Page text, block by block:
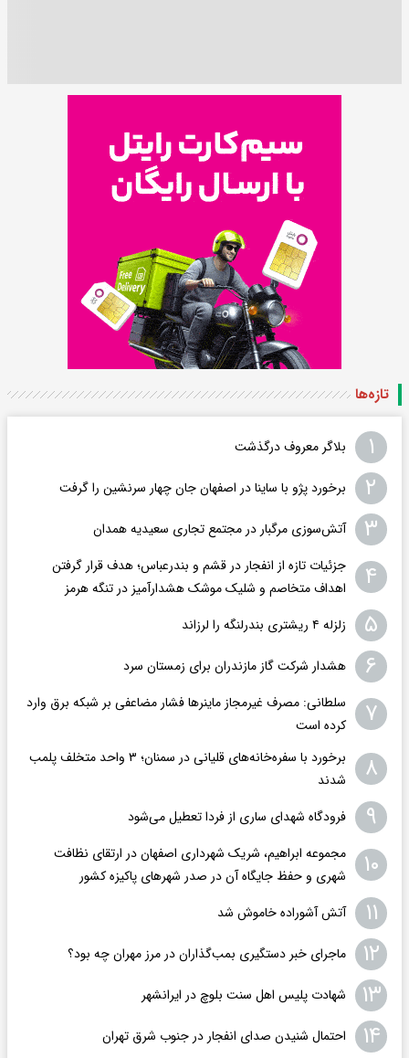
تازه‌ها
۱ بلاگر معروف درگذشت
۲ برخورد پژو با ساینا در اصفهان جان چهار سرنشین را گرفت
۳ آتش‌سوزی مرگبار در مجتمع تجاری سعیدیه همدان
۴
جزئیات تازه از انفجار در قشم و بندرعباس؛ هدف قرار گرفتن
اهداف متخاصم و شلیک موشک هشدارآمیز در تنگه هرمز
۵ زلزله ۴ ریشتری بندرلنگه را لرزاند
۶ هشدار شرکت گاز مازندران برای زمستان سرد
۷
سلطانی: مصرف غیرمجاز ماینرها فشار مضاعفی بر شبکه برق وارد
کرده است
۸
برخورد با سفره‌خانه‌های قلیانی در سمنان؛ ۳ واحد متخلف پلمب
شدند
۹ فرودگاه ‌شهدای ساری از فردا تعطیل می‌شود
۱۰
مجموعه ابراهیم، شریک شهرداری اصفهان در ارتقای نظافت
شهری و حفظ جایگاه آن در صدر شهرهای پاکیزه کشور
۱۱ آتش آشوراده خاموش شد
۱۲ ماجرای خبر دستگیری بمب‌گذاران در مرز مهران چه بود؟
۱۳ شهادت پلیس اهل سنت بلوچ در ایرانشهر
۱۴ احتمال شنیدن صدای انفجار در جنوب شرق تهران